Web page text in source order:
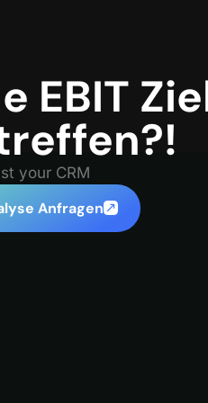
EBIT
your CRM
Anfragen